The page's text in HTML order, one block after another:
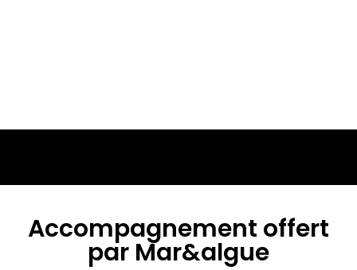
Accompagnement offert
par Mar&algue